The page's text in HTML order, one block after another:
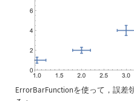
ErrorBarFunctionを使って，誤差